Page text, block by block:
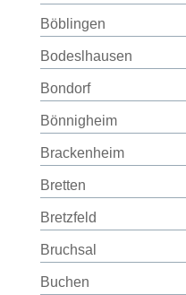
Böblingen
Bodeslhausen
Bondorf
Bönnigheim
Brackenheim
Bretten
Bretzfeld
Bruchsal
Buchen